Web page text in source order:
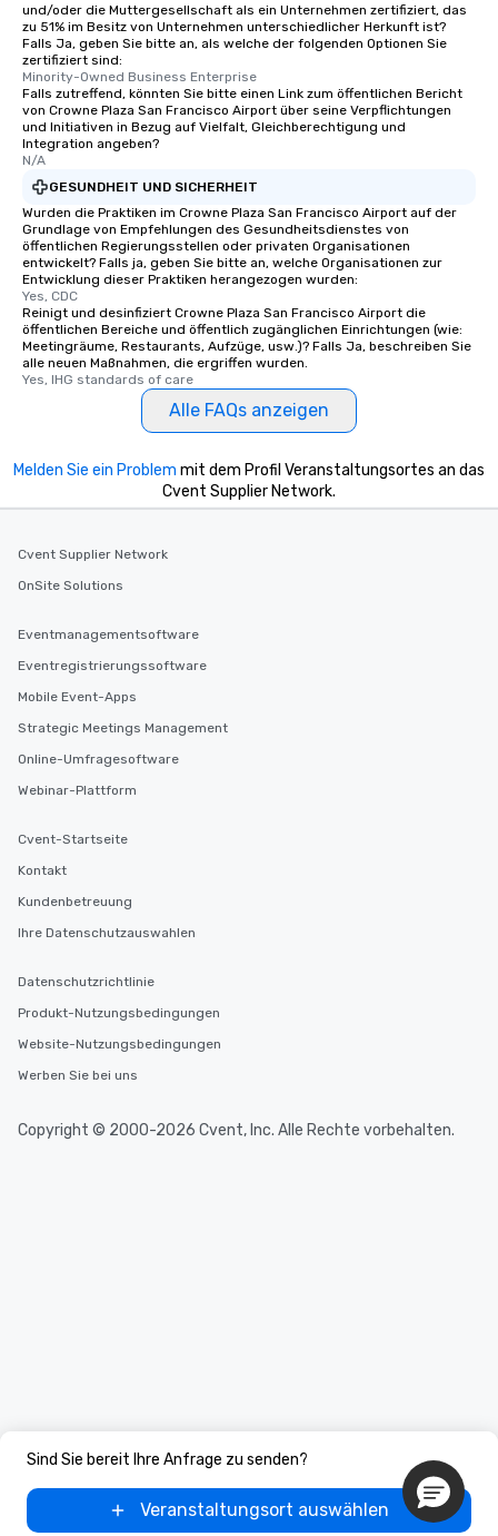
und/oder die Muttergesellschaft als ein Unternehmen zertifiziert, das
zu 51% im Besitz von Unternehmen unterschiedlicher Herkunft ist?
Falls Ja, geben Sie bitte an, als welche der folgenden Optionen Sie
zertifiziert sind:
Minority-Owned Business Enterprise
Falls zutreffend, könnten Sie bitte einen Link zum öffentlichen Bericht
von Crowne Plaza San Francisco Airport über seine Verpflichtungen
und Initiativen in Bezug auf Vielfalt, Gleichberechtigung und
Integration angeben?
N/A
GESUNDHEIT UND SICHERHEIT
Wurden die Praktiken im Crowne Plaza San Francisco Airport auf der
Grundlage von Empfehlungen des Gesundheitsdienstes von
öffentlichen Regierungsstellen oder privaten Organisationen
entwickelt? Falls ja, geben Sie bitte an, welche Organisationen zur
Entwicklung dieser Praktiken herangezogen wurden:
Yes, CDC
Reinigt und desinfiziert Crowne Plaza San Francisco Airport die
öffentlichen Bereiche und öffentlich zugänglichen Einrichtungen (wie:
Meetingräume, Restaurants, Aufzüge, usw.)? Falls Ja, beschreiben Sie
alle neuen Maßnahmen, die ergriffen wurden.
Yes, IHG standards of care
Alle FAQs anzeigen
Sind Sie bereit Ihre Anfrage zu senden?
Veranstaltungsort auswählen
Melden Sie ein Problem mit dem Profil Veranstaltungsortes an das
Cvent Supplier Network.
Cvent Supplier Network
OnSite Solutions
Eventmanagementsoftware
Eventregistrierungssoftware
Mobile Event-Apps
Strategic Meetings Management
Online-Umfragesoftware
Webinar-Plattform
Cvent-Startseite
Kontakt
Kundenbetreuung
Ihre Datenschutzauswahlen
Datenschutzrichtlinie
Produkt-Nutzungsbedingungen
Website-Nutzungsbedingungen
Werben Sie bei uns
Copyright © 2000-2026 Cvent, Inc. Alle Rechte vorbehalten.